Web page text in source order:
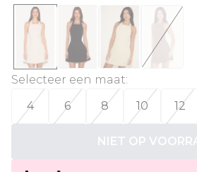
Selecteer een maat:
4
6 8 10 12
NIET OP